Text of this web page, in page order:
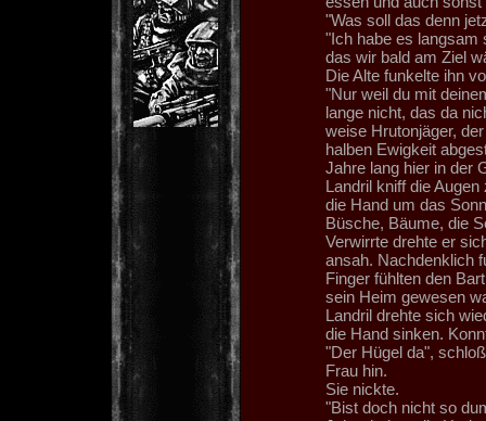
"Was soll das denn
"Ich habe es langsam
das wir bald am Ziel
Die Alte funkelte ihn
"Nur weil du mit
lange nicht, das da
weise Hrutonjäger,
halben Ewigkeit
Jahre lang hier in der
Landril kniff die
die Hand um das
Büsche, Bäume, die
Verwirrte drehte er
ansah. Nachdenklich
Finger fühlten den
sein Heim gewesen
Landril drehte sich
die Hand sinken.
"Der Hügel da",
Frau hin.
Sie nickte.
"Bist doch nicht so